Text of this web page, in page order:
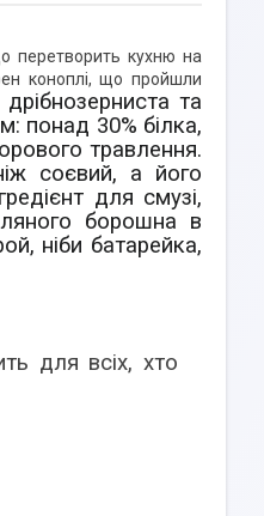
перетворить кухню на
коноплі, що пройшли
дрібнозерниста та
понад 30% білка,
травлення.
соєвий, а його
для смузі,
борошна в
ніби батарейка,
для всіх, хто